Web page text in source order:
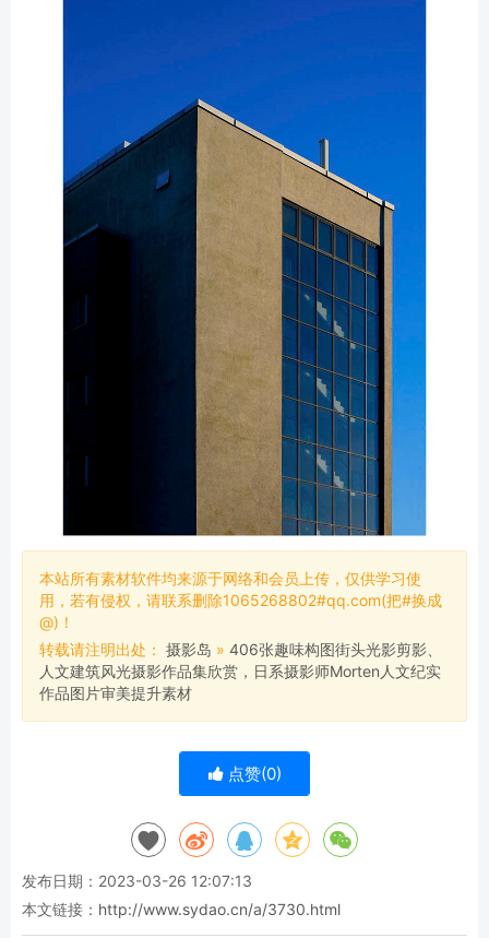
本站所有素材软件均来源于网络和会员上传，仅供学习使
用，若有侵权，请联系删除1065268802#qq.com(把#换成
@)！
转载请注明出处： 摄影岛 » 406张趣味构图街头光影剪影、
人文建筑风光摄影作品集欣赏，日系摄影师Morten人文纪实
作品图片审美提升素材
点赞(0)
发布日期：2023-03-26 12:07:13
本文链接： http://www.sydao.cn/a/3730.html